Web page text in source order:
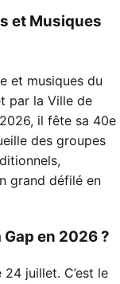
et Musiques
et musiques du
par la Ville de
il fête sa 40e
des groupes
grand défilé en
en 2026 ?
juillet. C’est le